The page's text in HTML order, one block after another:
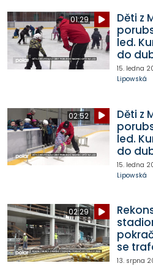
01:29
Děti z
led.
do
15. ledna
Lipowská
02:52
Děti z
led.
do
15. ledna
Lipowská
02:29
se
13. srpna